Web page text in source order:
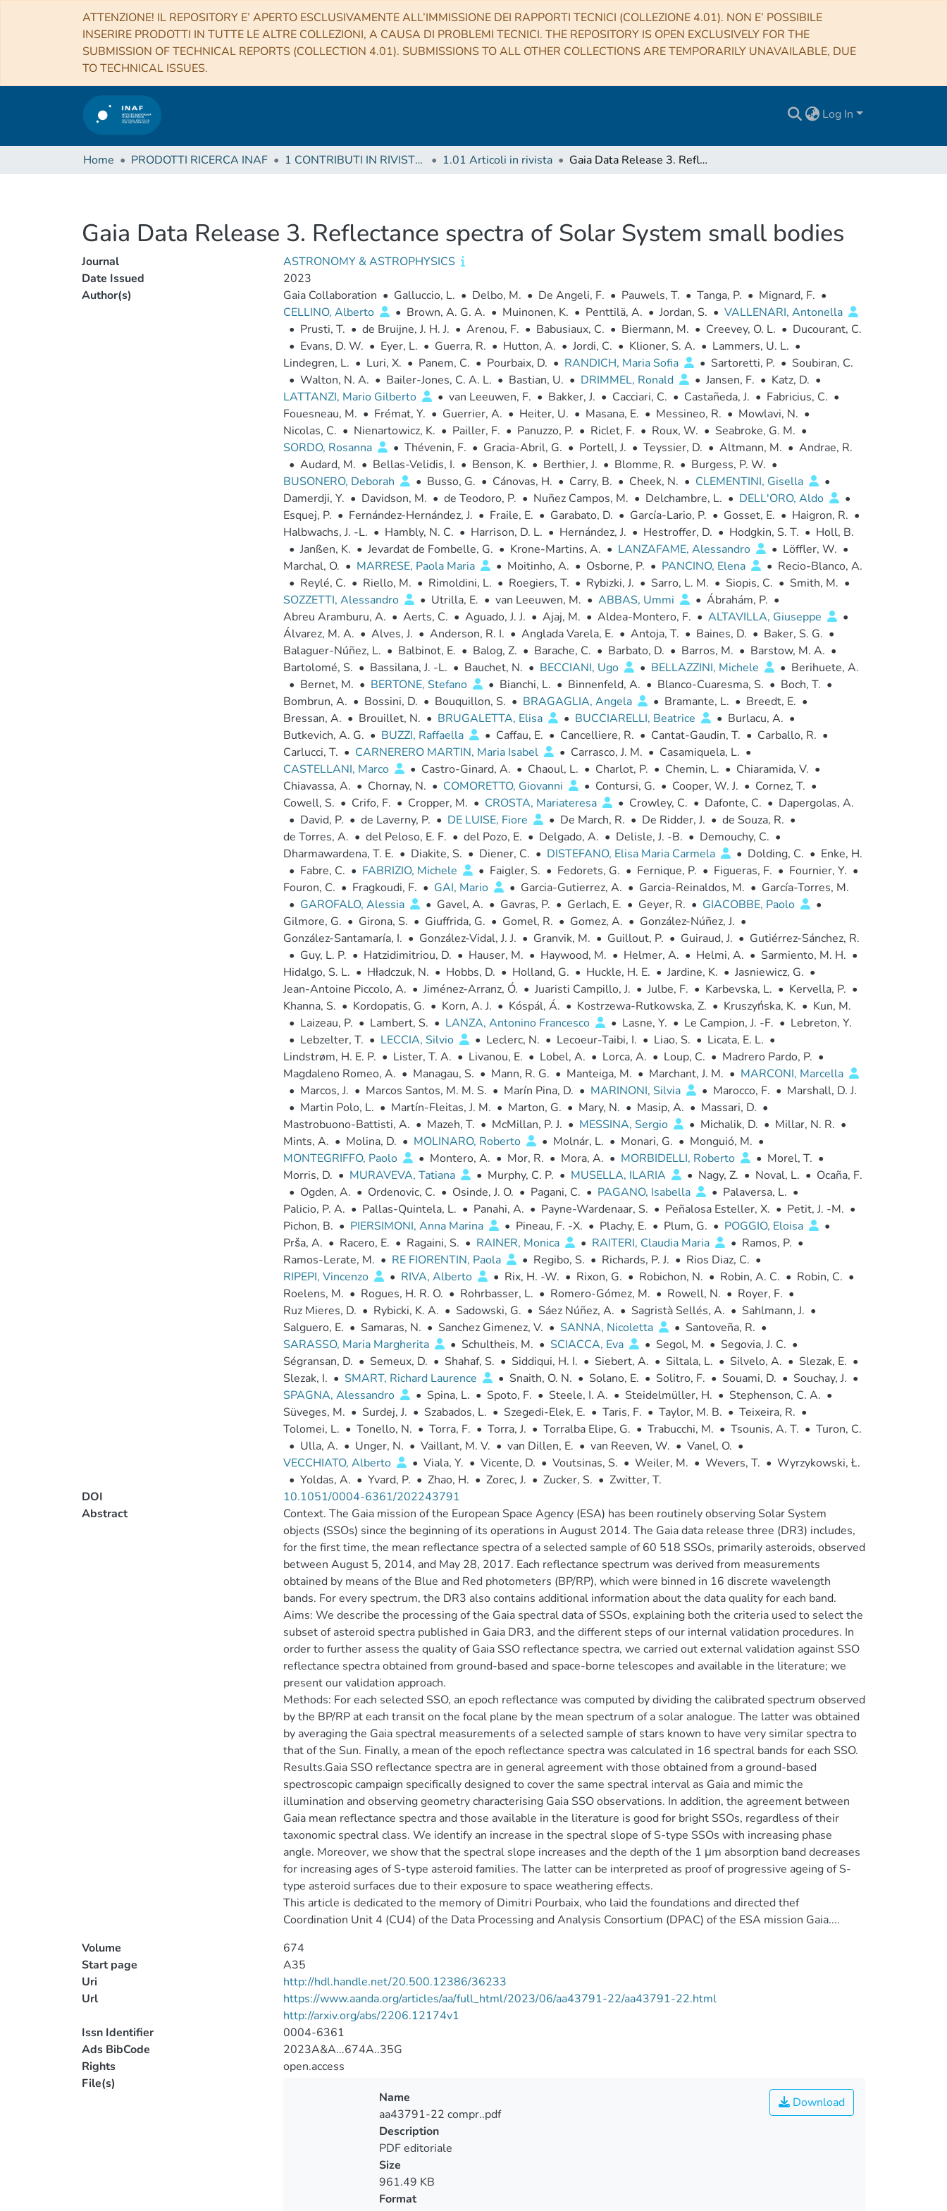
ATTENZIONE! IL REPOSITORY E’ APERTO ESCLUSIVAMENTE ALL’IMMISSIONE DEI RAPPORTI TECNICI (COLLEZIONE 4.01). NON E’ POSSIBILE
INSERIRE PRODOTTI IN TUTTE LE ALTRE COLLEZIONI, A CAUSA DI PROBLEMI TECNICI. THE REPOSITORY IS OPEN EXCLUSIVELY FOR THE
SUBMISSION OF TECHNICAL REPORTS (COLLECTION 4.01). SUBMISSIONS TO ALL OTHER COLLECTIONS ARE TEMPORARILY UNAVAILABLE, DUE
TO TECHNICAL ISSUES.
Log In
Home PRODOTTI RICERCA INAF 1 CONTRIBUTI IN RIVISTE (Journal articles) 1.01 Articoli in rivista Gaia Data Release 3. Reflectance spectra of Solar System small bodies
Gaia Data Release 3. Reflectance spectra of Solar System small bodies
Journal
ASTRONOMY & ASTROPHYSICS
Date Issued
2023
Author(s)
Gaia Collaboration • Galluccio, L. • Delbo, M. • De Angeli, F. • Pauwels, T. • Tanga, P. • Mignard, F. •
CELLINO, Alberto
• Brown, A. G. A. • Muinonen, K. • Penttilä, A. • Jordan, S. • VALLENARI, Antonella
• Prusti, T. • de Bruijne, J. H. J. • Arenou, F. • Babusiaux, C. • Biermann, M. • Creevey, O. L. • Ducourant, C.
• Evans, D. W. • Eyer, L. • Guerra, R. • Hutton, A. • Jordi, C. • Klioner, S. A. • Lammers, U. L. •
Lindegren, L. • Luri, X. • Panem, C. • Pourbaix, D. • RANDICH, Maria Sofia • Sartoretti, P. • Soubiran, C.
• Walton, N. A. • Bailer-Jones, C. A. L. • Bastian, U. • DRIMMEL, Ronald • Jansen, F. • Katz, D. •
LATTANZI, Mario Gilberto
• van Leeuwen, F. • Bakker, J. • Cacciari, C. • Castañeda, J. • Fabricius, C. •
Fouesneau, M. • Frémat, Y. • Guerrier, A. • Heiter, U. • Masana, E. • Messineo, R. • Mowlavi, N. •
Nicolas, C. • Nienartowicz, K. • Pailler, F. • Panuzzo, P. • Riclet, F. • Roux, W. • Seabroke, G. M. •
SORDO, Rosanna
• Thévenin, F. • Gracia-Abril, G. • Portell, J. • Teyssier, D. • Altmann, M. • Andrae, R.
• Audard, M. • Bellas-Velidis, I. • Benson, K. • Berthier, J. • Blomme, R. • Burgess, P. W. •
BUSONERO, Deborah
• Busso, G. • Cánovas, H. • Carry, B. • Cheek, N. • CLEMENTINI, Gisella
•
Damerdji, Y. • Davidson, M. • de Teodoro, P. • Nuñez Campos, M. • Delchambre, L. • DELL'ORO, Aldo
•
Esquej, P. • Fernández-Hernández, J. • Fraile, E. • Garabato, D. • García-Lario, P. • Gosset, E. • Haigron, R. •
Halbwachs, J. -L. • Hambly, N. C. • Harrison, D. L. • Hernández, J. • Hestroffer, D. • Hodgkin, S. T. • Holl, B.
• Janßen, K. • Jevardat de Fombelle, G. • Krone-Martins, A. • LANZAFAME, Alessandro • Löffler, W. •
Marchal, O. • MARRESE, Paola Maria • Moitinho, A. • Osborne, P. • PANCINO, Elena • Recio-Blanco, A.
• Reylé, C. • Riello, M. • Rimoldini, L. • Roegiers, T. • Rybizki, J. • Sarro, L. M. • Siopis, C. • Smith, M. •
SOZZETTI, Alessandro
• Utrilla, E. • van Leeuwen, M. • ABBAS, Ummi • Ábrahám, P. •
Abreu Aramburu, A. • Aerts, C. • Aguado, J. J. • Ajaj, M. • Aldea-Montero, F. • ALTAVILLA, Giuseppe
•
Álvarez, M. A. • Alves, J. • Anderson, R. I. • Anglada Varela, E. • Antoja, T. • Baines, D. • Baker, S. G. •
Balaguer-Núñez, L. • Balbinot, E. • Balog, Z. • Barache, C. • Barbato, D. • Barros, M. • Barstow, M. A. •
Bartolomé, S. • Bassilana, J. -L. • Bauchet, N. • BECCIANI, Ugo • BELLAZZINI, Michele • Berihuete, A.
• Bernet, M. • BERTONE, Stefano • Bianchi, L. • Binnenfeld, A. • Blanco-Cuaresma, S. • Boch, T. •
Bombrun, A. • Bossini, D. • Bouquillon, S. • BRAGAGLIA, Angela • Bramante, L. • Breedt, E. •
Bressan, A. • Brouillet, N. • BRUGALETTA, Elisa • BUCCIARELLI, Beatrice • Burlacu, A. •
Butkevich, A. G. • BUZZI, Raffaella • Caffau, E. • Cancelliere, R. • Cantat-Gaudin, T. • Carballo, R. •
Carlucci, T. • CARNERERO MARTIN, Maria Isabel • Carrasco, J. M. • Casamiquela, L. •
CASTELLANI, Marco
• Castro-Ginard, A. • Chaoul, L. • Charlot, P. • Chemin, L. • Chiaramida, V. •
Chiavassa, A. • Chornay, N. • COMORETTO, Giovanni • Contursi, G. • Cooper, W. J. • Cornez, T. •
Cowell, S. • Crifo, F. • Cropper, M. • CROSTA, Mariateresa • Crowley, C. • Dafonte, C. • Dapergolas, A.
• David, P. • de Laverny, P. • DE LUISE, Fiore • De March, R. • De Ridder, J. • de Souza, R. •
de Torres, A. • del Peloso, E. F. • del Pozo, E. • Delgado, A. • Delisle, J. -B. • Demouchy, C. •
Dharmawardena, T. E. • Diakite, S. • Diener, C. • DISTEFANO, Elisa Maria Carmela • Dolding, C. • Enke, H.
• Fabre, C. • FABRIZIO, Michele • Faigler, S. • Fedorets, G. • Fernique, P. • Figueras, F. • Fournier, Y. •
Fouron, C. • Fragkoudi, F. • GAI, Mario • Garcia-Gutierrez, A. • Garcia-Reinaldos, M. • García-Torres, M.
• GAROFALO, Alessia • Gavel, A. • Gavras, P. • Gerlach, E. • Geyer, R. • GIACOBBE, Paolo
•
Gilmore, G. • Girona, S. • Giuffrida, G. • Gomel, R. • Gomez, A. • González-Núñez, J. •
González-Santamaría, I. • González-Vidal, J. J. • Granvik, M. • Guillout, P. • Guiraud, J. • Gutiérrez-Sánchez, R.
• Guy, L. P. • Hatzidimitriou, D. • Hauser, M. • Haywood, M. • Helmer, A. • Helmi, A. • Sarmiento, M. H. •
Hidalgo, S. L. • Hładczuk, N. • Hobbs, D. • Holland, G. • Huckle, H. E. • Jardine, K. • Jasniewicz, G. •
Jean-Antoine Piccolo, A. • Jiménez-Arranz, Ó. • Juaristi Campillo, J. • Julbe, F. • Karbevska, L. • Kervella, P. •
Khanna, S. • Kordopatis, G. • Korn, A. J. • Kóspál, Á. • Kostrzewa-Rutkowska, Z. • Kruszyńska, K. • Kun, M.
• Laizeau, P. • Lambert, S. • LANZA, Antonino Francesco • Lasne, Y. • Le Campion, J. -F. • Lebreton, Y.
• Lebzelter, T. • LECCIA, Silvio • Leclerc, N. • Lecoeur-Taibi, I. • Liao, S. • Licata, E. L. •
Lindstrøm, H. E. P. • Lister, T. A. • Livanou, E. • Lobel, A. • Lorca, A. • Loup, C. • Madrero Pardo, P. •
Magdaleno Romeo, A. • Managau, S. • Mann, R. G. • Manteiga, M. • Marchant, J. M. • MARCONI, Marcella
• Marcos, J. • Marcos Santos, M. M. S. • Marín Pina, D. • MARINONI, Silvia • Marocco, F. • Marshall, D. J.
• Martin Polo, L. • Martín-Fleitas, J. M. • Marton, G. • Mary, N. • Masip, A. • Massari, D. •
Mastrobuono-Battisti, A. • Mazeh, T. • McMillan, P. J. • MESSINA, Sergio • Michalik, D. • Millar, N. R. •
Mints, A. • Molina, D. • MOLINARO, Roberto • Molnár, L. • Monari, G. • Monguió, M. •
MONTEGRIFFO, Paolo
• Montero, A. • Mor, R. • Mora, A. • MORBIDELLI, Roberto • Morel, T. •
Morris, D. • MURAVEVA, Tatiana • Murphy, C. P. • MUSELLA, ILARIA • Nagy, Z. • Noval, L. • Ocaña, F.
• Ogden, A. • Ordenovic, C. • Osinde, J. O. • Pagani, C. • PAGANO, Isabella • Palaversa, L. •
Palicio, P. A. • Pallas-Quintela, L. • Panahi, A. • Payne-Wardenaar, S. • Peñalosa Esteller, X. • Petit, J. -M. •
Pichon, B. • PIERSIMONI, Anna Marina • Pineau, F. -X. • Plachy, E. • Plum, G. • POGGIO, Eloisa
•
Prša, A. • Racero, E. • Ragaini, S. • RAINER, Monica • RAITERI, Claudia Maria • Ramos, P. •
Ramos-Lerate, M. • RE FIORENTIN, Paola • Regibo, S. • Richards, P. J. • Rios Diaz, C. •
RIPEPI, Vincenzo
• RIVA, Alberto • Rix, H. -W. • Rixon, G. • Robichon, N. • Robin, A. C. • Robin, C. •
Roelens, M. • Rogues, H. R. O. • Rohrbasser, L. • Romero-Gómez, M. • Rowell, N. • Royer, F. •
Ruz Mieres, D. • Rybicki, K. A. • Sadowski, G. • Sáez Núñez, A. • Sagristà Sellés, A. • Sahlmann, J. •
Salguero, E. • Samaras, N. • Sanchez Gimenez, V. • SANNA, Nicoletta • Santoveña, R. •
SARASSO, Maria Margherita
• Schultheis, M. • SCIACCA, Eva • Segol, M. • Segovia, J. C. •
Ségransan, D. • Semeux, D. • Shahaf, S. • Siddiqui, H. I. • Siebert, A. • Siltala, L. • Silvelo, A. • Slezak, E. •
Slezak, I. • SMART, Richard Laurence • Snaith, O. N. • Solano, E. • Solitro, F. • Souami, D. • Souchay, J. •
SPAGNA, Alessandro
• Spina, L. • Spoto, F. • Steele, I. A. • Steidelmüller, H. • Stephenson, C. A. •
Süveges, M. • Surdej, J. • Szabados, L. • Szegedi-Elek, E. • Taris, F. • Taylor, M. B. • Teixeira, R. •
Tolomei, L. • Tonello, N. • Torra, F. • Torra, J. • Torralba Elipe, G. • Trabucchi, M. • Tsounis, A. T. • Turon, C.
• Ulla, A. • Unger, N. • Vaillant, M. V. • van Dillen, E. • van Reeven, W. • Vanel, O. •
VECCHIATO, Alberto
• Viala, Y. • Vicente, D. • Voutsinas, S. • Weiler, M. • Wevers, T. • Wyrzykowski, Ł.
• Yoldas, A. • Yvard, P. • Zhao, H. • Zorec, J. • Zucker, S. • Zwitter, T.
DOI
10.1051/0004-6361/202243791
Abstract
Context. The Gaia mission of the European Space Agency (ESA) has been routinely observing Solar System
objects (SSOs) since the beginning of its operations in August 2014. The Gaia data release three (DR3) includes,
for the first time, the mean reflectance spectra of a selected sample of 60 518 SSOs, primarily asteroids, observed
between August 5, 2014, and May 28, 2017. Each reflectance spectrum was derived from measurements
obtained by means of the Blue and Red photometers (BP/RP), which were binned in 16 discrete wavelength
bands. For every spectrum, the DR3 also contains additional information about the data quality for each band.
Aims: We describe the processing of the Gaia spectral data of SSOs, explaining both the criteria used to select the
subset of asteroid spectra published in Gaia DR3, and the different steps of our internal validation procedures. In
order to further assess the quality of Gaia SSO reflectance spectra, we carried out external validation against SSO
reflectance spectra obtained from ground-based and space-borne telescopes and available in the literature; we
present our validation approach.
Methods: For each selected SSO, an epoch reflectance was computed by dividing the calibrated spectrum observed
by the BP/RP at each transit on the focal plane by the mean spectrum of a solar analogue. The latter was obtained
by averaging the Gaia spectral measurements of a selected sample of stars known to have very similar spectra to
that of the Sun. Finally, a mean of the epoch reflectance spectra was calculated in 16 spectral bands for each SSO.
Results.Gaia SSO reflectance spectra are in general agreement with those obtained from a ground-based
spectroscopic campaign specifically designed to cover the same spectral interval as Gaia and mimic the
illumination and observing geometry characterising Gaia SSO observations. In addition, the agreement between
Gaia mean reflectance spectra and those available in the literature is good for bright SSOs, regardless of their
taxonomic spectral class. We identify an increase in the spectral slope of S-type SSOs with increasing phase
angle. Moreover, we show that the spectral slope increases and the depth of the 1 μm absorption band decreases
for increasing ages of S-type asteroid families. The latter can be interpreted as proof of progressive ageing of S-
type asteroid surfaces due to their exposure to space weathering effects.
This article is dedicated to the memory of Dimitri Pourbaix, who laid the foundations and directed thef
Coordination Unit 4 (CU4) of the Data Processing and Analysis Consortium (DPAC) of the ESA mission Gaia....
Volume
674
Start page
A35
Uri
http://hdl.handle.net/20.500.12386/36233
Url
https://www.aanda.org/articles/aa/full_html/2023/06/aa43791-22/aa43791-22.html
http://arxiv.org/abs/2206.12174v1
Issn Identifier
0004-6361
Ads BibCode
2023A&A...674A..35G
Rights
open.access
File(s)
Download
Name
aa43791-22 compr..pdf
Description
PDF editoriale
Size
961.49 KB
Format